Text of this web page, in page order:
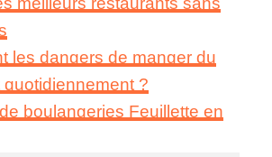
les dangers de manger du
?
boulangeries Feuillette en